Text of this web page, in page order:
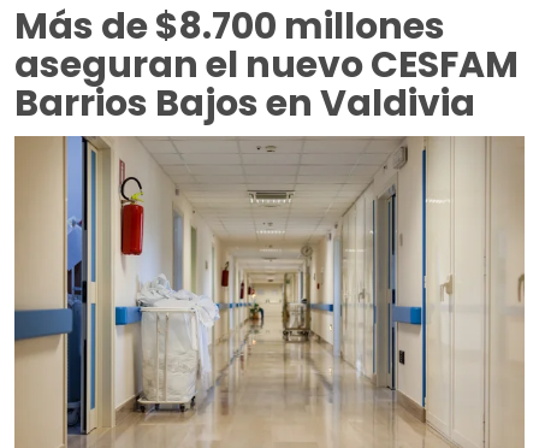
Más de $8.700 millones
aseguran el nuevo CESFAM
Barrios Bajos en Valdivia